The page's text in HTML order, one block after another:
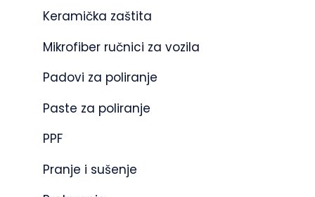
Keramička zaštita
Mikrofiber ručnici za vozila
Padovi za poliranje
Paste za poliranje
PPF
Pranje i sušenje